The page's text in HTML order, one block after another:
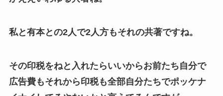
私と有本との2人で2人方もそれの共著ですね。
その印税をねと入れたらいいからお前たち自分で
広告費もそれから印税も全部自分たちでポッケナ